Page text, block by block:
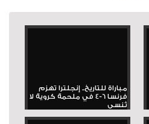
مباراة للتاريخ.. إنجلترا تهزم
فرنسا 6-4 في ملحمة كروية لا
تُنسى